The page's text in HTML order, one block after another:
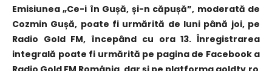
Emisiunea „Ce-i în Gușă, și-n căpușă”, moderată de
Cozmin Gușă, poate fi urmărită de luni până joi, pe
Radio Gold FM, începând cu ora 13. Înregistrarea
integrală poate fi urmărită pe pagina de Facebook a